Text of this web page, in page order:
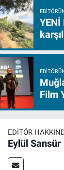
YENİ
Film
EDITÖR
Eylül Sansür